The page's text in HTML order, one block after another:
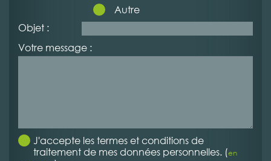
Autre
Objet :
Votre message :
J'accepte les termes et conditions de
traitement de mes données personnelles. (en